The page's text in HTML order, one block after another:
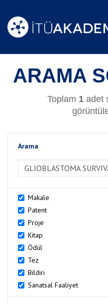
ARAMA
Toplam 1adet
Arama
Makale
Patent
Proje
Kitap
Ödül
Tez
Bildiri
Sanatsal Faaliyet